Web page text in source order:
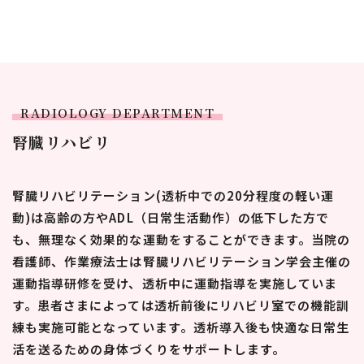
RADIOLOGY DEPARTMENT
腎臓リハビリ
腎臓リハビリテーション(透析中での20分程度の軽い運
動)は高齢の方やADL（日常生活動作）の低下した方で
も、無理なく効果的な運動をすることができます。当院の
看護師、作業療法⼠は腎臓リハビリテーション学会主催の
運動指導研修を受け、透析中に運動指導を実施していま
す。患者さまによっては透析前後にリハビリ室での機能訓
練も実施可能となっています。透析導入後も快適な日常生
活を送るための身体づくりをサポートします。